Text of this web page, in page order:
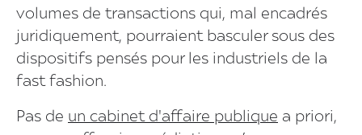
volumes de transactions qui, mal encadrés
juridiquement, pourraient basculer sous des
dispositifs pensés pour les industriels de la
fast fashion.
Pas de un cabinet d'affaire publique a priori,